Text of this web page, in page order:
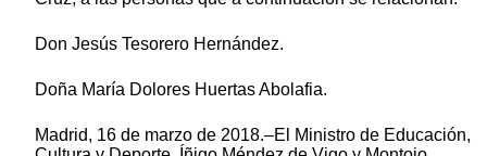
Don Jesús Tesorero Hernández.
Doña María Dolores Huertas Abolafia.
Madrid, 16 de marzo de 2018.–El Ministro de Educación,